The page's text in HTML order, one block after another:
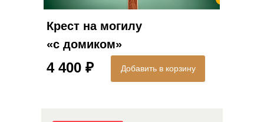
Крест на могилу
«с домиком»
4 400 ₽ Добавить в корзину